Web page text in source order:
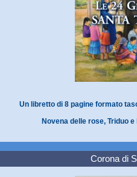
Un libretto di 8 pagine formato
Novena delle rose, Triduo
Corona di